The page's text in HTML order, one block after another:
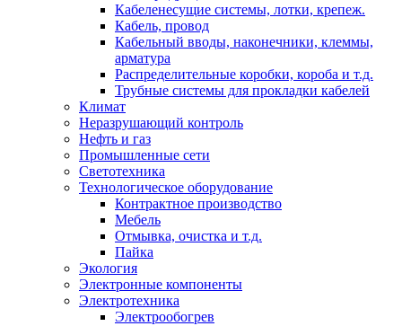
Кабеленесущие системы, лотки, крепеж.
Кабель, провод
Кабельный вводы, наконечники, клеммы,
арматура
Распределительные коробки, короба и т.д.
Трубные системы для прокладки кабелей
Климат
Неразрушающий контроль
Нефть и газ
Промышленные сети
Светотехника
Технологическое оборудование
Контрактное производство
Мебель
Отмывка, очистка и т.д.
Пайка
Экология
Электронные компоненты
Электротехника
Электрообогрев